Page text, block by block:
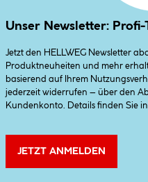
Unser Newsletter:
Jetzt den HELLWEG Newsletter
Produktneuheiten und mehr
basierend auf Ihrem
jederzeit widerrufen – über den
Kundenkonto. Details finden Sie
JETZT ANMELDEN